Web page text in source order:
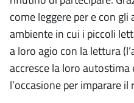
come leggere per e con
ambiente in cui i piccoli
a loro agio con la lettura
accresce la loro autostima
l’occasione per imparare